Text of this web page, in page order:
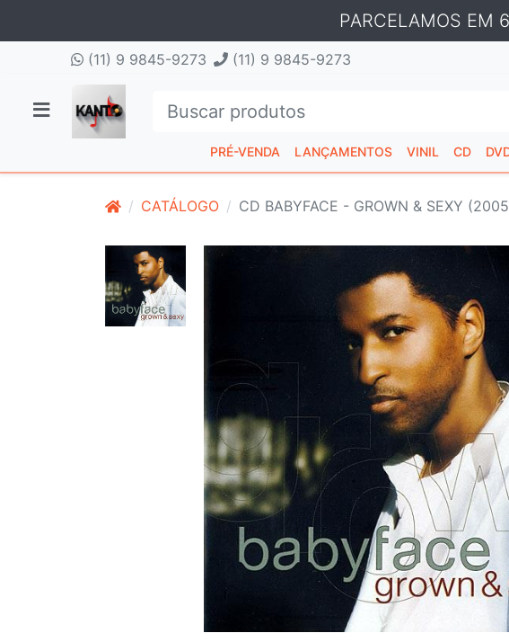
PARCELAMOS EM
(11) 9 9845-9273 (11) 9 9845-9273
PRÉ-VENDA LANÇAMENTOS VINIL CD
CATÁLOGO CD BABYFACE - GROWN & SEXY